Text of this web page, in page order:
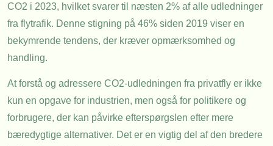
CO2 i 2023, hvilket svarer til næsten 2% af alle udledninger
fra flytrafik. Denne stigning på 46% siden 2019 viser en
bekymrende tendens, der kræver opmærksomhed og
handling.
At forstå og adressere CO2-udledningen fra privatfly er ikke
kun en opgave for industrien, men også for politikere og
forbrugere, der kan påvirke efterspørgslen efter mere
bæredygtige alternativer. Det er en vigtig del af den bredere